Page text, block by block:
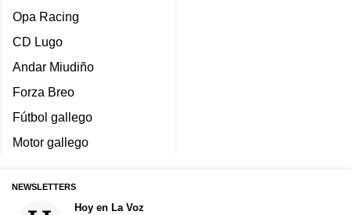
Opa Racing
CD Lugo
Andar Miudiño
Forza Breo
Fútbol gallego
Motor gallego
NEWSLETTERS
Hoy en La Voz